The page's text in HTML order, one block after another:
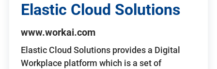
Elastic Cloud Solutions
www.workai.com
Elastic Cloud Solutions provides a Digital
Workplace platform which is a set of